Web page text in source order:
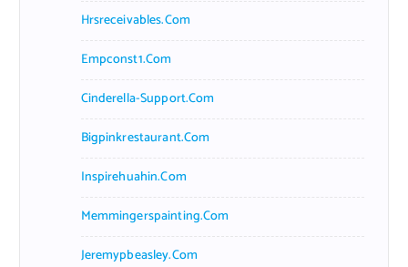
Hrsreceivables.com
Empconst1.com
Cinderella-Support.com
Bigpinkrestaurant.com
Inspirehuahin.com
Memmingerspainting.com
Jeremypbeasley.com